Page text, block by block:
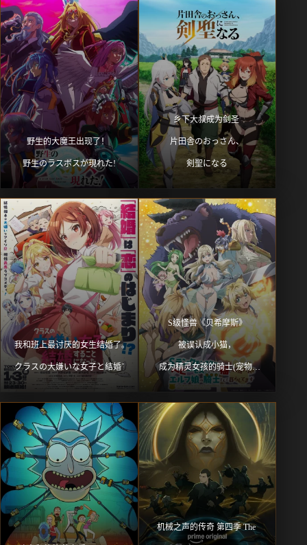
野生的大魔王出现了！
野生のラスボスが現れた!
乡下大叔成为剑圣
片田舎のおっさん、
剣聖になる
我和班上最讨厌的女生结婚了。
クラスの大嫌いな女子と結婚することになった。
S级怪兽《贝希摩斯》
被误认成小猫，
成为精灵女孩的骑士(宠物)
一起生活
Sランクモンスターの
《ベヒーモス》だけど、
猫と間違われてエルフ娘の騎士
(ペット)として暮らしてます
机械之声的传奇 第四季 The